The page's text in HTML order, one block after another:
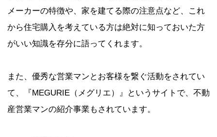
メーカーの特徴や、家を建てる際の注意点など、これ
から住宅購入を考えている方は絶対に知っておいた方
がいい知識を存分に語ってくれます。
また、優秀な営業マンとお客様を繋ぐ活動をされてい
て、『MEGURIE（メグリエ）』というサイトで、不動
産営業マンの紹介事業もされています。